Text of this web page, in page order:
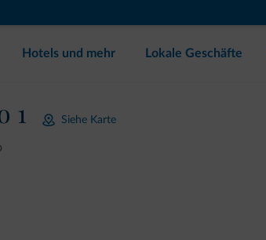
Hotels und mehr Lokale Geschäfte
1 Siehe Karte